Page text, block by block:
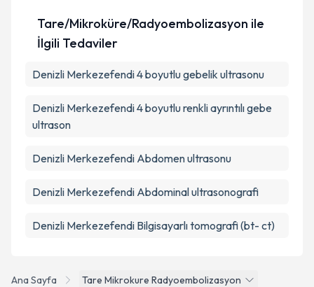
Ana Sayfa
Tare Mikrokure Radyoembolizasyon
Tare/Mikroküre/Radyoembolizasyon ile
İlgili Tedaviler
Denizli Merkezefendi 4 boyutlu gebelik ultrasonu
Denizli Merkezefendi 4 boyutlu renkli ayrıntılı gebe
ultrason
Denizli Merkezefendi Abdomen ultrasonu
Denizli Merkezefendi Abdominal ultrasonografi
Denizli Merkezefendi Bilgisayarlı tomografi (bt- ct)